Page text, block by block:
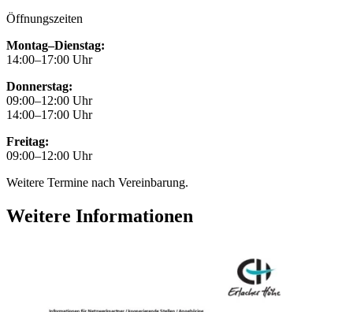
Öffnungszeiten
Montag–Dienstag:
14:00–17:00 Uhr
Donnerstag:
09:00–12:00 Uhr
14:00–17:00 Uhr
Freitag:
09:00–12:00 Uhr
Weitere Termine nach Vereinbarung.
Weitere Informationen